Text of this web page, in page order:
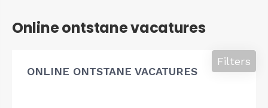
Online ontstane vacatures
ONLINE ONTSTANE VACATURES
Filters